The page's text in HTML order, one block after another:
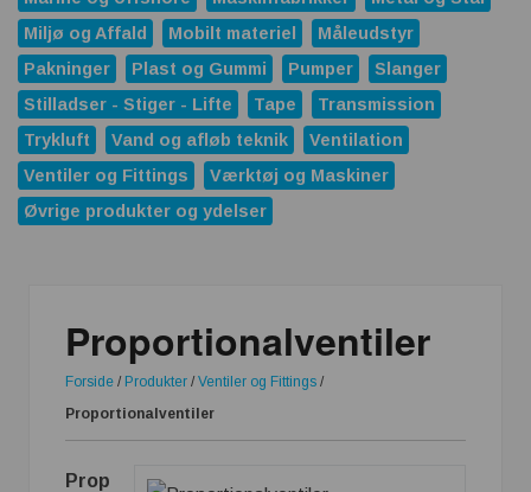
Miljø og Affald
Mobilt materiel
Måleudstyr
Pakninger
Plast og Gummi Pumper
Slanger
Stilladser - Stiger - Lifte
Tape
Transmission
Trykluft
Vand og afløb teknik
Ventilation
Ventiler og Fittings
Værktøj og Maskiner
Øvrige produkter og ydelser
Proportionalventiler
Forside / Produkter / Ventiler og Fittings /
Proportionalventiler
Prop